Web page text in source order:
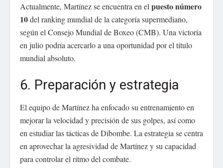
Actualmente, Martínez se encuentra en elpuesto número
10del ranking mundial de la categoría supermediano,
según el Consejo Mundial de Boxeo (CMB). Una victoria
en julio podría acercarlo a una oportunidad por el título
mundial absoluto.
6. Preparación y estrategia
El equipo de Martínez ha enfocado su entrenamiento en
mejorar la velocidad y precisión de sus golpes, así como
en estudiar las tácticas de Dibombe. La estrategia se centra
en aprovechar la agresividad de Martínez y su capacidad
para controlar el ritmo del combate.